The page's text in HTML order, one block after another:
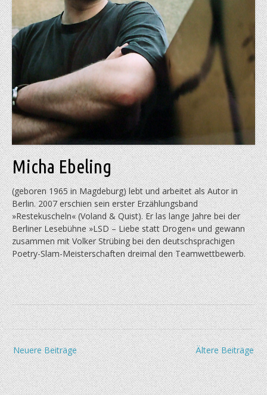
Micha Ebeling
(geboren 1965 in Magdeburg) lebt und arbeitet als Autor in
Berlin. 2007 erschien sein erster Erzählungsband
»Restekuscheln« (Voland & Quist). Er las lange Jahre bei der
Berliner Lesebühne »LSD – Liebe statt Drogen« und gewann
zusammen mit Volker Strübing bei den deutschsprachigen
Poetry-Slam-Meisterschaften dreimal den Teamwettbewerb.
Beitragsnavigation
Ältere Beiträge
Neuere Beiträge